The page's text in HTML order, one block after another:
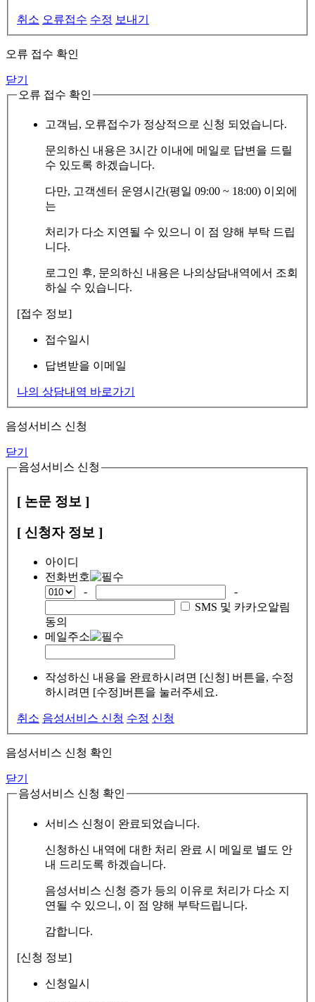
취소 오류접수 수정 보내기
오류 접수 확인
닫기
오류 접수 확인
고객님, 오류접수가 정상적으로 신청 되었습니다.
문의하신 내용은 3시간 이내에 메일로 답변을 드릴
수 있도록 하겠습니다.
다만, 고객센터 운영시간(평일 09:00 ~ 18:00) 이외에
는
처리가 다소 지연될 수 있으니 이 점 양해 부탁 드립
니다.
로그인 후, 문의하신 내용은 나의상담내역에서 조회
하실 수 있습니다.
[접수 정보]
접수일시
답변받을 이메일
나의 상담내역 바로가기
음성서비스 신청
닫기
음성서비스 신청
[ 논문 정보 ]
[ 신청자 정보 ]
아이디
전화번호
-
-
SMS 및 카카오알림
동의
메일주소
작성하신 내용을 완료하시려면 [신청] 버튼을, 수정
하시려면 [수정]버튼을 눌러주세요.
취소 음성서비스 신청 수정 신청
음성서비스 신청 확인
닫기
음성서비스 신청 확인
서비스 신청이 완료되었습니다.
신청하신 내역에 대한 처리 완료 시 메일로 별도 안
내 드리도록 하겠습니다.
음성서비스 신청 증가 등의 이유로 처리가 다소 지
연될 수 있으니, 이 점 양해 부탁드립니다.
감합니다.
[신청 정보]
신청일시